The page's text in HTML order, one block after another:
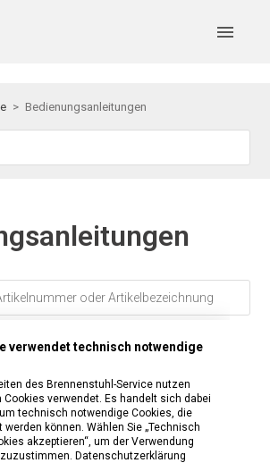
Bedienungsanleitungen
verwendet technisch notwendige
des Brennenstuhl-Service nutzen
Cookies verwendet. Es handelt sich dabei
technisch notwendige Cookies, die
können. Wählen Sie „Technisch
akzeptieren“, um der Verwendung
Datenschutzerklärung